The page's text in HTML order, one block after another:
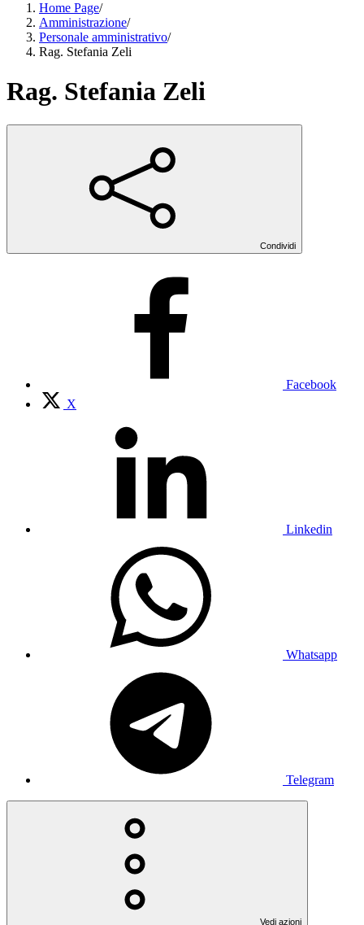
Home Page/
Amministrazione/
Personale amministrativo/
Rag. Stefania Zeli
Rag. Stefania Zeli
Condividi
Facebook
X
Linkedin
Whatsapp
Telegram
Vedi azioni